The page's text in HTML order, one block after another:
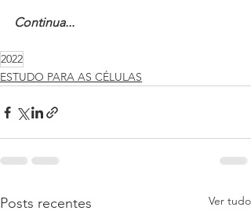
Continua...
2022
ESTUDO PARA AS CÉLULAS
Posts recentes Ver tudo